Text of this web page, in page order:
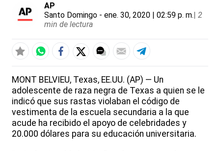
AP
Santo Domingo - ene. 30, 2020 | 02:59 p. m.| 2
min de lectura
MONT BELVIEU, Texas, EE.UU. (AP) — Un
adolescente de raza negra de Texas a quien se le
indicó que sus rastas violaban el código de
vestimenta de la escuela secundaria a la que
acude ha recibido el apoyo de celebridades y
20.000 dólares para su educación universitaria.